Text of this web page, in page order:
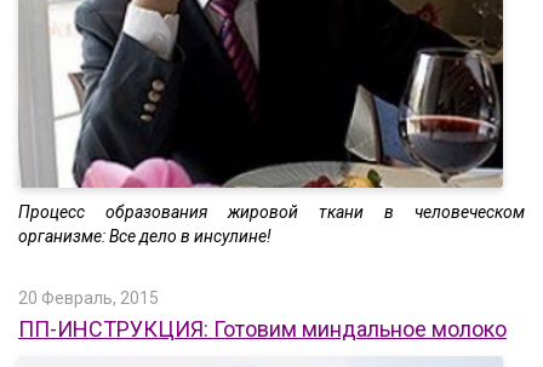
Процесс образования жировой ткани в человеческом
организме: Все дело в инсулине!
20 Февраль, 2015
ПП-ИНСТРУКЦИЯ: Готовим миндальное молоко